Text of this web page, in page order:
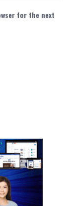
for the next